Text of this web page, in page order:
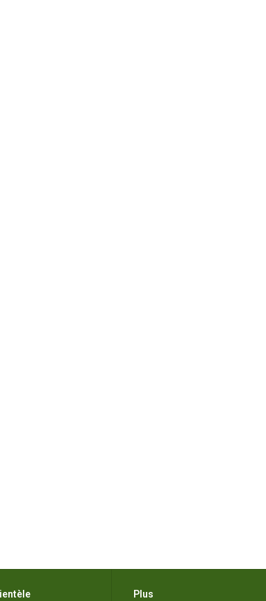
Plus